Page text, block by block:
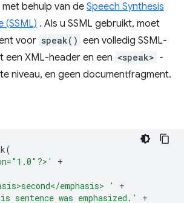
behulp van de Speech Synthesis
(SSML) . Als u SSML gebruikt, moet
voor speak() een volledig SSML-
een XML-header en een <speak> -
niveau, en geen documentfragment.
(
+
emphasis> '
+
sentence was emphasized.'
+